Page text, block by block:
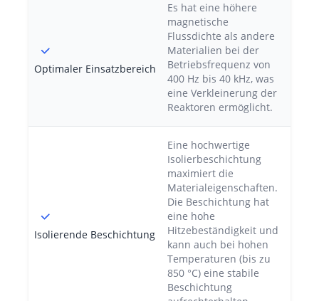
Optimaler Einsatzbereich
Es hat eine höhere
magnetische
Flussdichte als andere
Materialien bei der
Betriebsfrequenz von
400 Hz bis 40 kHz, was
eine Verkleinerung der
Reaktoren ermöglicht.
Isolierende Beschichtung
Eine hochwertige
Isolierbeschichtung
maximiert die
Materialeigenschaften.
Die Beschichtung hat
eine hohe
Hitzebeständigkeit und
kann auch bei hohen
Temperaturen (bis zu
850 °C) eine stabile
Beschichtung